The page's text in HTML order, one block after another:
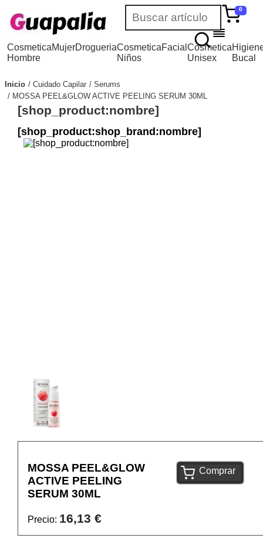
0
Cosmetica
Hombre
MujerDrogueriaCosmetica
Niños
FacialCosmetica
Unisex
Bucal
Inicio Cuidado Capilar
Serums
MOSSA PEEL&GLOW ACTIVE PEELING SERUM 30ML
[shop_product:nombre]
[shop_product:shop_brand:nombre]
MOSSA PEEL&GLOW
ACTIVE PEELING
SERUM 30ML
Precio: 16,13 €
Comprar